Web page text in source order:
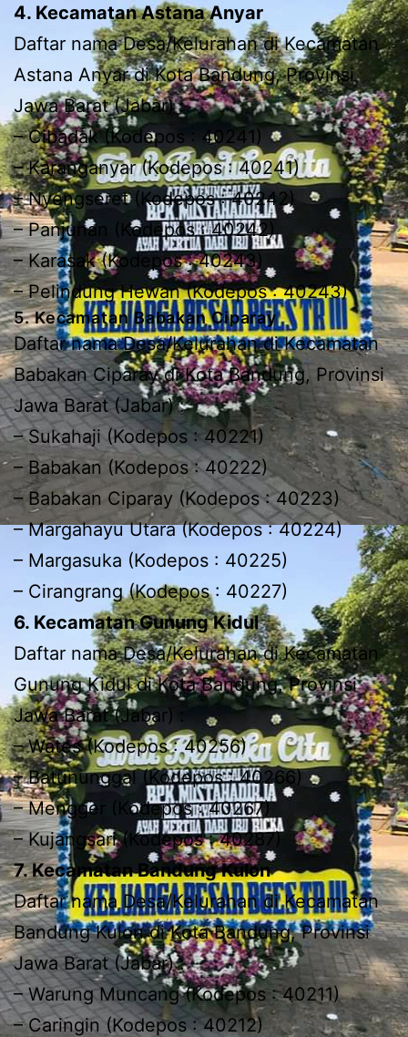
4. Kecamatan Astana Anyar
Daftar nama Desa/Kelurahan di Kecamatan
Astana Anyar di Kota Bandung, Provinsi
Jawa Barat (Jabar) :
– Cibadak (Kodepos : 40241)
– Karanganyar (Kodepos : 40241)
– Nyengseret (Kodepos : 40242)
– Panjunan (Kodepos : 40242)
– Karasak (Kodepos : 40243)
– Pelindung Hewan (Kodepos : 40243)
5. Kecamatan Babakan Ciparay
Daftar nama Desa/Kelurahan di Kecamatan
Babakan Ciparay di Kota Bandung, Provinsi
Jawa Barat (Jabar) :
– Sukahaji (Kodepos : 40221)
– Babakan (Kodepos : 40222)
– Babakan Ciparay (Kodepos : 40223)
– Margahayu Utara (Kodepos : 40224)
– Margasuka (Kodepos : 40225)
– Cirangrang (Kodepos : 40227)
6. Kecamatan Gunung Kidul
Daftar nama Desa/Kelurahan di Kecamatan
Gunung Kidul di Kota Bandung, Provinsi
Jawa Barat (Jabar) :
– Wates (Kodepos : 40256)
– Batununggal (Kodepos : 40266)
– Mengger (Kodepos : 40267)
– Kujangsari (Kodepos : 40287)
7. Kecamatan Bandung Kulon
Daftar nama Desa/Kelurahan di Kecamatan
Bandung Kulon di Kota Bandung, Provinsi
Jawa Barat (Jabar) :
– Warung Muncang (Kodepos : 40211)
– Caringin (Kodepos : 40212)